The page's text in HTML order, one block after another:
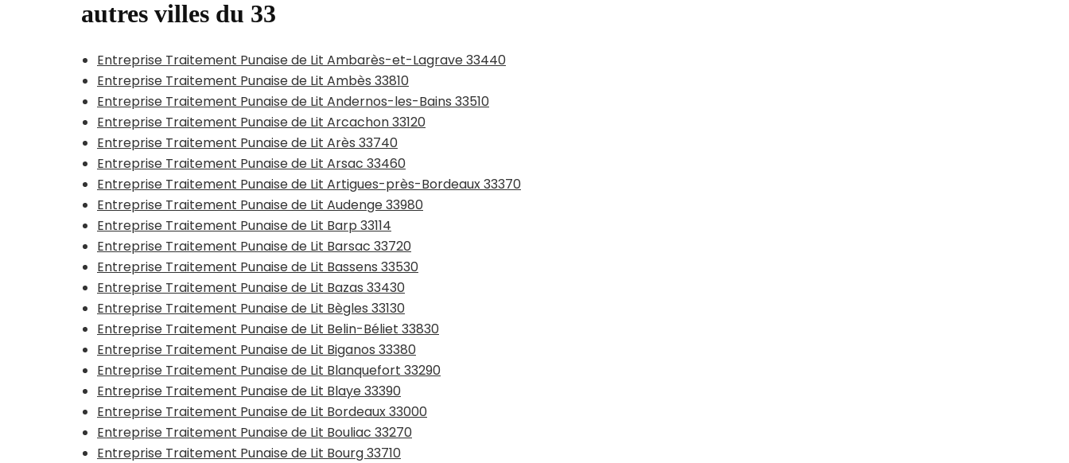
autres villes du 33
Entreprise Traitement Punaise de Lit Ambarès-et-Lagrave 33440
Entreprise Traitement Punaise de Lit Ambès 33810
Entreprise Traitement Punaise de Lit Andernos-les-Bains 33510
Entreprise Traitement Punaise de Lit Arcachon 33120
Entreprise Traitement Punaise de Lit Arès 33740
Entreprise Traitement Punaise de Lit Arsac 33460
Entreprise Traitement Punaise de Lit Artigues-près-Bordeaux 33370
Entreprise Traitement Punaise de Lit Audenge 33980
Entreprise Traitement Punaise de Lit Barp 33114
Entreprise Traitement Punaise de Lit Barsac 33720
Entreprise Traitement Punaise de Lit Bassens 33530
Entreprise Traitement Punaise de Lit Bazas 33430
Entreprise Traitement Punaise de Lit Bègles 33130
Entreprise Traitement Punaise de Lit Belin-Béliet 33830
Entreprise Traitement Punaise de Lit Biganos 33380
Entreprise Traitement Punaise de Lit Blanquefort 33290
Entreprise Traitement Punaise de Lit Blaye 33390
Entreprise Traitement Punaise de Lit Bordeaux 33000
Entreprise Traitement Punaise de Lit Bouliac 33270
Entreprise Traitement Punaise de Lit Bourg 33710